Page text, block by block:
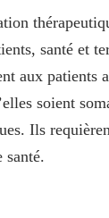
santé et
aux patients
soient
Ils
santé.